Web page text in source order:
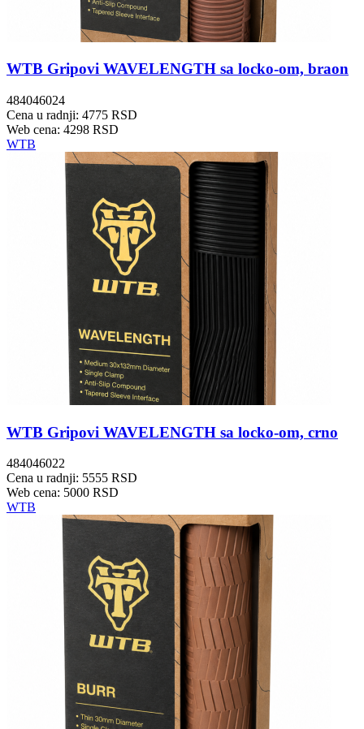
WTB Gripovi WAVELENGTH sa locko-om, braon
484046024
Cena u radnji: 4775 RSD
Web cena: 4298 RSD
WTB
WTB Gripovi WAVELENGTH sa locko-om, crno
484046022
Cena u radnji: 5555 RSD
Web cena: 5000 RSD
WTB